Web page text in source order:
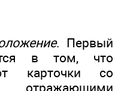
. Первый
в том, что
карточки со